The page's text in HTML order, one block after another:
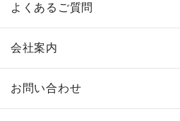
よくあるご質問
会社案内
お問い合わせ